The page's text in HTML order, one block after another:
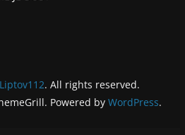
Liptov112. All rights reserved.
Powered by WordPress.